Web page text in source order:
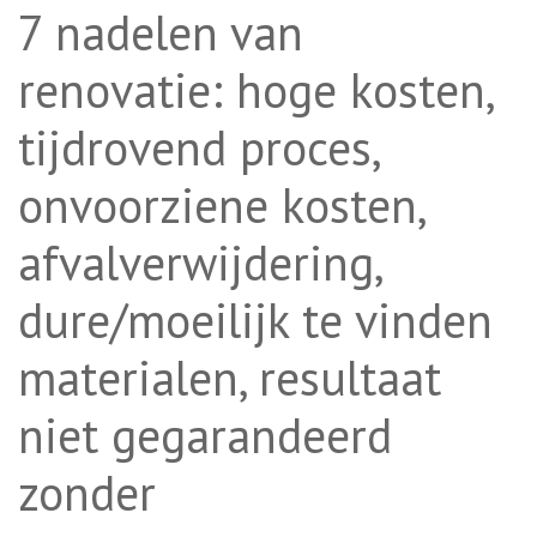
7 nadelen van
renovatie: hoge kosten,
tijdrovend proces,
onvoorziene kosten,
afvalverwijdering,
dure/moeilijk te vinden
materialen, resultaat
niet gegarandeerd
zonder